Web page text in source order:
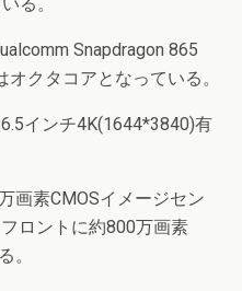
Snapdragon 865
クタコアとなっている。
インチ4K(1644*3840)有
画素CMOSイメージセン
ロントに約800万画素
。